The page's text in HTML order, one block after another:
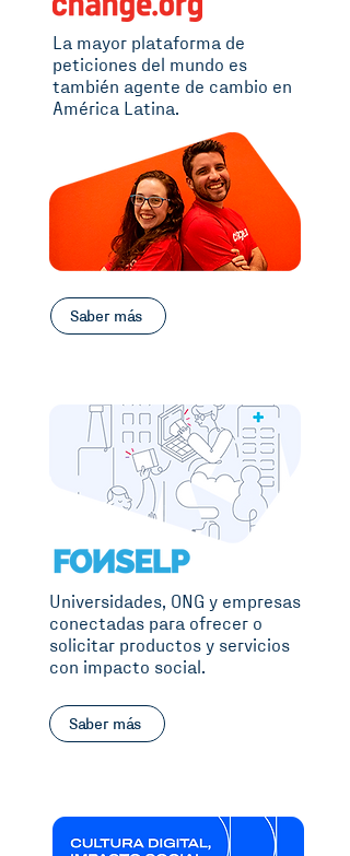
La mayor plataforma de
peticiones del mundo es
también agente de cambio en
América Latina.
Saber más
Universidades, ONG y empresas
conectadas para ofrecer o
solicitar productos y servicios
con impacto social.
Saber más